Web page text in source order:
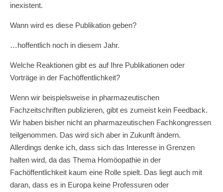
inexistent.
Wann wird es diese Publikation geben?
…hoffentlich noch in diesem Jahr.
Welche Reaktionen gibt es auf Ihre Publikationen oder
Vorträge in der Fachöffentlichkeit?
Wenn wir beispielsweise in pharmazeutischen
Fachzeitschriften publizieren, gibt es zumeist kein Feedback.
Wir haben bisher nicht an pharmazeutischen Fachkongressen
teilgenommen. Das wird sich aber in Zukunft ändern.
Allerdings denke ich, dass sich das Interesse in Grenzen
halten wird, da das Thema Homöopathie in der
Fachöffentlichkeit kaum eine Rolle spielt. Das liegt auch mit
daran, dass es in Europa keine Professuren oder